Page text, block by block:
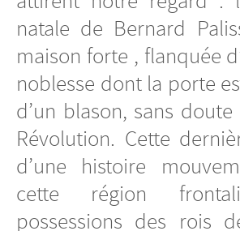
natale de Bernard
maison forte , flanquée
noblesse dont la porte
d’un blason, sans
Révolution. Cette
d’une histoire
cette région
possessions des rois